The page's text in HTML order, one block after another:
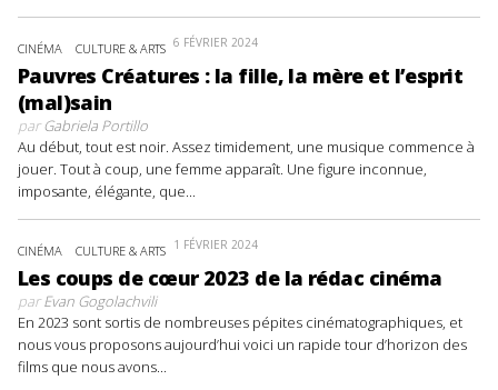
CINÉMA CULTURE & ARTS 6 FÉVRIER 2024
Pauvres Créatures : la fille, la mère et l’esprit
(mal)sain
parGabriela Portillo
Au début, tout est noir. Assez timidement, une musique commence à
jouer. Tout à coup, une femme apparaît. Une figure inconnue,
imposante, élégante, que...
CINÉMA CULTURE & ARTS 1 FÉVRIER 2024
Les coups de cœur 2023 de la rédac cinéma
parEvan Gogolachvili
En 2023 sont sortis de nombreuses pépites cinématographiques, et
nous vous proposons aujourd’hui voici un rapide tour d’horizon des
films que nous avons...